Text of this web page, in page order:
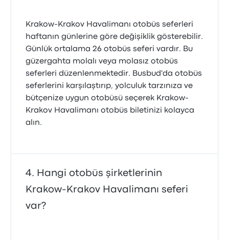
Krakow-Krakov Havalimanı otobüs seferleri
haftanın günlerine göre değişiklik gösterebilir.
Günlük ortalama 26 otobüs seferi vardır. Bu
güzergahta molalı veya molasız otobüs
seferleri düzenlenmektedir. Busbud'da otobüs
seferlerini karşılaştırıp, yolculuk tarzınıza ve
bütçenize uygun otobüsü seçerek Krakow-
Krakov Havalimanı otobüs biletinizi kolayca
alın.
Hangi otobüs şirketlerinin
Krakow-Krakov Havalimanı seferi
var?